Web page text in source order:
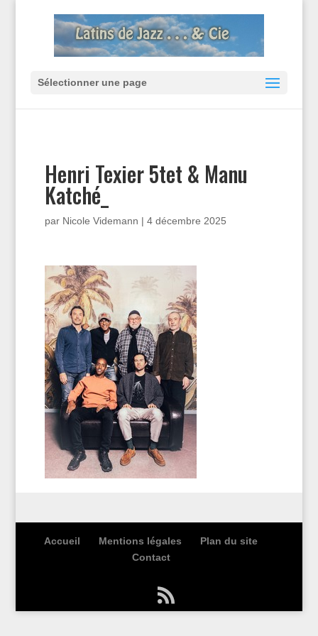
Sélectionner une page
Henri Texier 5tet & Manu
Katché_
par Nicole Videmann | 4 décembre 2025
Accueil Mentions légales
Plan du site
Contact